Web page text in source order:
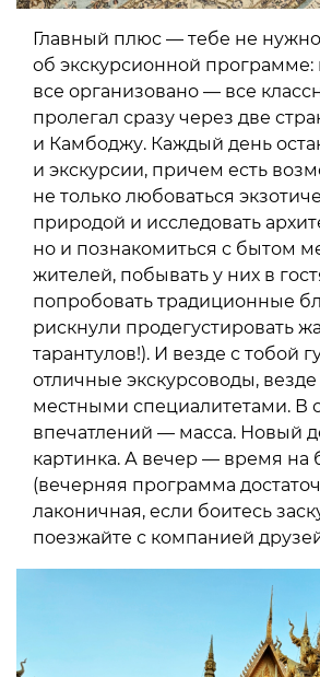
Главный плюс — тебе не
об экскурсионной
все организовано — все
пролегал сразу через две
и Камбоджу. Каждый день
и экскурсии, причем есть
не только любоваться
природой и исследовать
но и познакомиться с бытом
жителей, побывать у них в
попробовать традиционные
рискнули продегустировать
тарантулов!). И везде с тобой
отличные экскурсоводы,
местными специалитетами. В
впечатлений — масса. Новый
картинка. А вечер — время на
(вечерняя программа
лаконичная, если боитесь
поезжайте с компанией